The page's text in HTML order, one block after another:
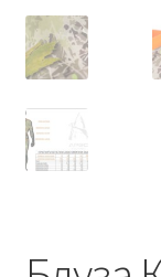
GPS устройства
Мюрета
Контакти